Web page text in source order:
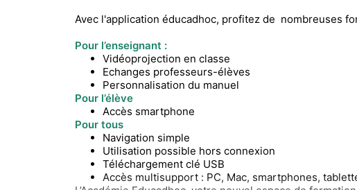
Avec l'application éducadhoc, profitez de nombreuses
Pour l’enseignant :
Vidéoprojection en classe
Echanges professeurs-élèves
Personnalisation du manuel
Pour l’élève
Accès smartphone
Pour tous
Navigation simple
Utilisation possible hors connexion
Téléchargement clé USB
Accès multisupport : PC, Mac, smartphones,